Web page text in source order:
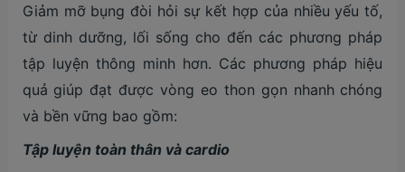
Giảm mỡ bụng đòi hỏi sự kết hợp của nhiều yếu tố,
từ dinh dưỡng, lối sống cho đến các phương pháp
tập luyện thông minh hơn. Các phương pháp hiệu
quả giúp đạt được vòng eo thon gọn nhanh chóng
và bền vững bao gồm:
Tập luyện toàn thân và cardio